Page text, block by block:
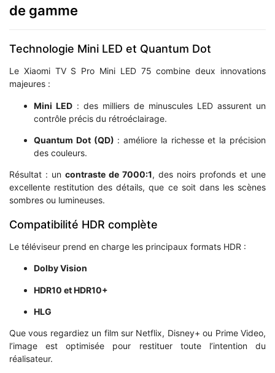
de gamme
Technologie Mini LED et Quantum Dot
Le Xiaomi TV S Pro Mini LED 75 combine deux innovations
majeures :
Mini LED : des milliers de minuscules LED assurent un
contrôle précis du rétroéclairage.
Quantum Dot (QD) : améliore la richesse et la précision
des couleurs.
Résultat : un contraste de 7000:1, des noirs profonds et une
excellente restitution des détails, que ce soit dans les scènes
sombres ou lumineuses.
Compatibilité HDR complète
Le téléviseur prend en charge les principaux formats HDR :
Dolby Vision
HDR10 et HDR10+
HLG
Que vous regardiez un film sur Netflix, Disney+ ou Prime Video,
l’image est optimisée pour restituer toute l’intention du
réalisateur.